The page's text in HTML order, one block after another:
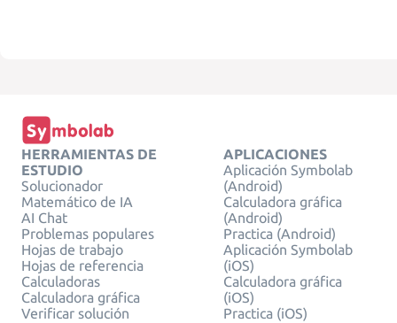
HERRAMIENTAS DE
ESTUDIO
Solucionador
Matemático de IA
AI Chat
Problemas populares
Hojas de trabajo
Hojas de referencia
Calculadoras
Calculadora gráfica
Verificar solución
APLICACIONES
Aplicación Symbolab
(Android)
Calculadora gráfica
(Android)
Practica (Android)
Aplicación Symbolab
(iOS)
Calculadora gráfica
(iOS)
Practica (iOS)